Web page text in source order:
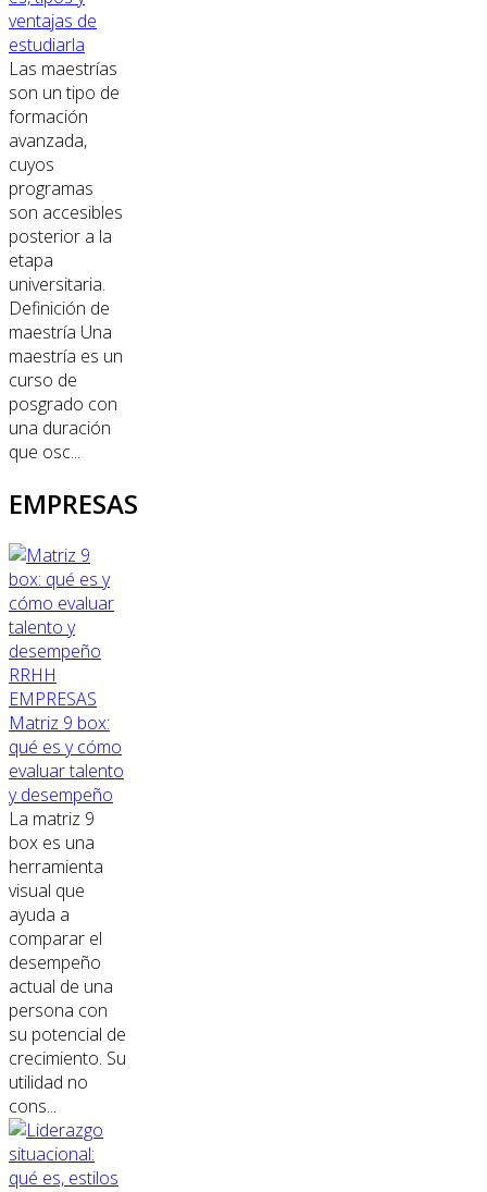
ventajas de
estudiarla
Las maestrías
son un tipo de
formación
avanzada,
cuyos
programas
son accesibles
posterior a la
etapa
universitaria.
Definición de
maestría Una
maestría es un
curso de
posgrado con
una duración
que osc...
EMPRESAS
RRHH
EMPRESAS
Matriz 9 box:
qué es y cómo
evaluar talento
y desempeño
La matriz 9
box es una
herramienta
visual que
ayuda a
comparar el
desempeño
actual de una
persona con
su potencial de
crecimiento. Su
utilidad no
cons...